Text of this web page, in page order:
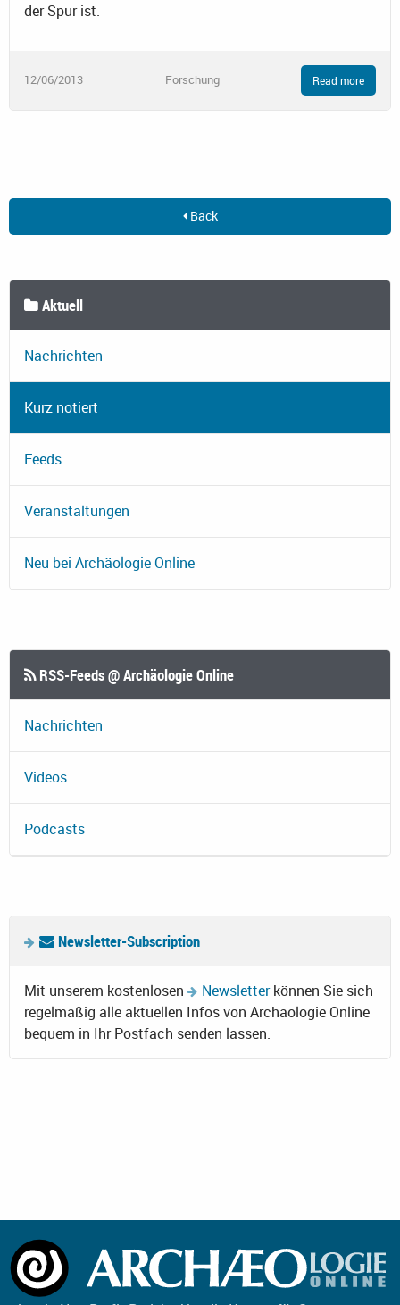
der Spur ist.
12/06/2013 Forschung Read more
Back
Aktuell
Nachrichten
Kurz notiert
Feeds
Veranstaltungen
Neu bei Archäologie Online
RSS-Feeds @ Archäologie Online
Nachrichten
Videos
Podcasts
Newsletter-Subscription
Mit unserem kostenlosen Newsletterkönnen Sie sich
regelmäßig alle aktuellen Infos von Archäologie Online
bequem in Ihr Postfach senden lassen.